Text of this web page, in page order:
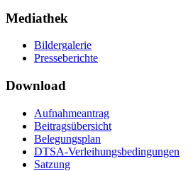
Mediathek
Bildergalerie
Presseberichte
Download
Aufnahmeantrag
Beitragsübersicht
Belegungsplan
DTSA-Verleihungsbedingungen
Satzung